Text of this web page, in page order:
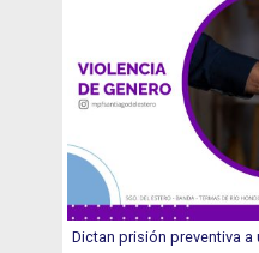
Dictan prisión preventiva